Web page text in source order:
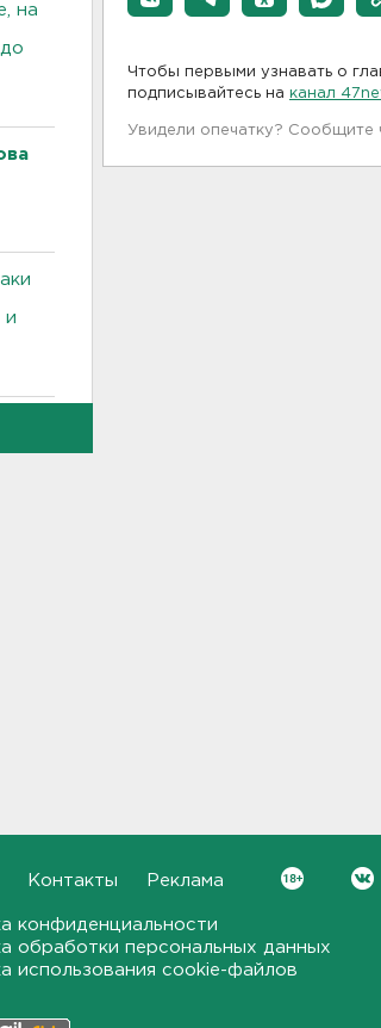
на
и
Чтобы первыми узнавать о
подписывайтесь на канал
Увидели опечатку? Сообщите
Контакты Реклама
конфиденциальности
обработки персональных данных
использования cookie-файлов